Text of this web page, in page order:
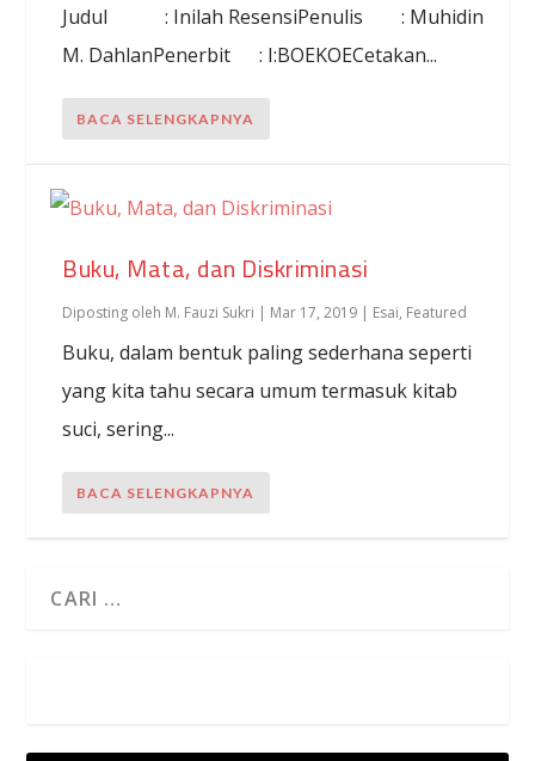
Judul : Inilah ResensiPenulis : Muhidin
M. DahlanPenerbit : I:BOEKOECetakan...
BACA SELENGKAPNYA
Buku, Mata, dan Diskriminasi
Diposting oleh M. Fauzi Sukri | Mar 17, 2019 | Esai, Featured
Buku, dalam bentuk paling sederhana seperti
yang kita tahu secara umum termasuk kitab
suci, sering...
BACA SELENGKAPNYA